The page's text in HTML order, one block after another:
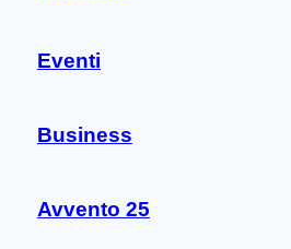
Eventi
Business
Avvento 25